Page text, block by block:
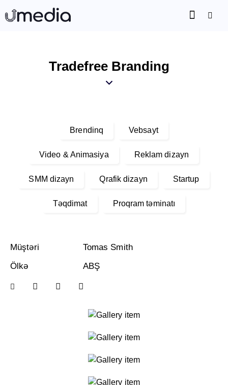
Tradefree Branding
Brendinq Vebsayt
Video & Animasiya Reklam dizayn
SMM dizayn Qrafik dizayn Startup
Təqdimat Proqram təminatı
Müştəri
Tomas Smith
Ölkə
ABŞ